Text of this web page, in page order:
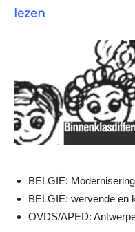
lezen
BELGIË:
BELGIË: wervende en
OVDS/APED: